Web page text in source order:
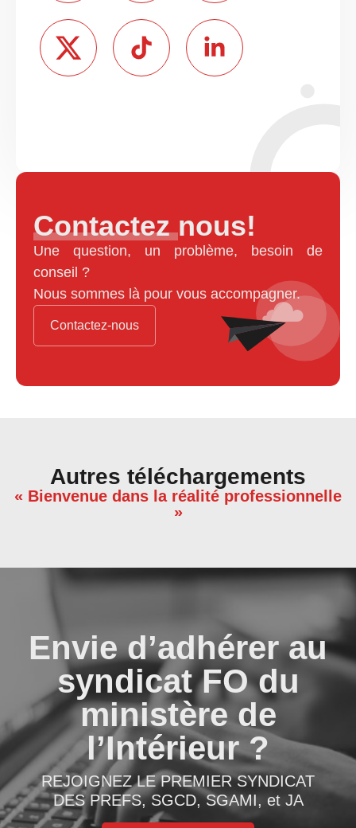
Contactez nous!
Une question, un problème, besoin de
conseil ?
Nous sommes là pour vous accompagner.
Contactez-nous
Autres téléchargements
« Bienvenue dans la réalité professionnelle
»
Envie d’adhérer au
syndicat FO du
ministère de
l’Intérieur ?
REJOIGNEZ LE PREMIER SYNDICAT
DES PREFS, SGCD, SGAMI, et JA